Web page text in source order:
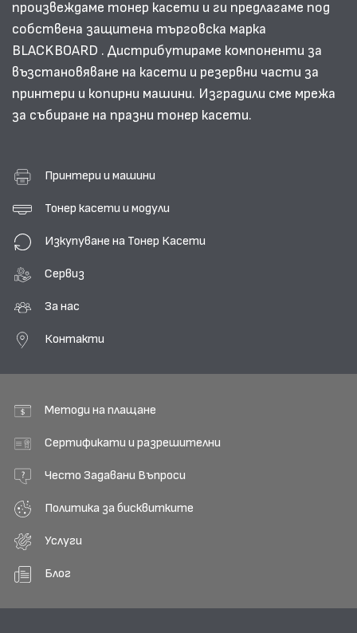
произвеждаме тонер касети и ги предлагаме под
собствена защитена търговска марка
BLACKBOARD . Дистрибутираме компоненти за
възстановяване на касети и резервни части за
принтери и копирни машини. Изградили сме мрежа
за събиране на празни тонер касети.
Принтери и машини
Тонер касети и модули
Изкупуване на Тонер Касети
Сервиз
За нас
Контакти
Методи на плащане
Сертификати и разрешителни
Често Задавани Въпроси
Политика за бисквитките
Услуги
Блог